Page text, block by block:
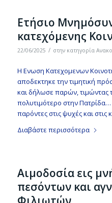
Ετήσιο
κατεχόμενης
22/06/2025 / στην κατηγορία
Η Ενωση Κατεχομενων
αποδεκτηκε την τιμητική
και δήλωσε παρών,
πολυτιμότερο στην Πατρίδα…
παρόντες στις ψυχές και στις
Διαβάστε περισσότερα
Aιμοδοσία εις
πεσόντων και